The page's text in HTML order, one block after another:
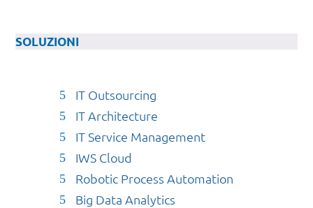
SOLUZIONI
IT Outsourcing
IT Architecture
IT Service Management
IWS Cloud
Robotic Process Automation
Big Data Analytics